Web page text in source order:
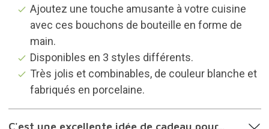
Ajoutez une touche amusante à votre cuisine
avec ces bouchons de bouteille en forme de
main.
Disponibles en 3 styles différents.
Très jolis et combinables, de couleur blanche et
fabriqués en porcelaine.